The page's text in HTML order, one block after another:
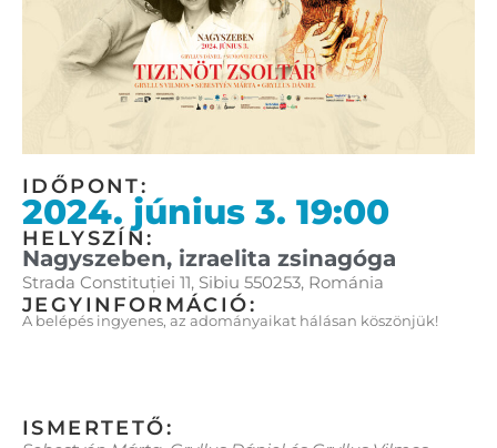
IDŐPONT:
2024. június 3. 19:00
HELYSZÍN:
Nagyszeben, izraelita zsinagóga
Strada Constituției 11, Sibiu 550253, Románia
JEGYINFORMÁCIÓ:
A belépés ingyenes, az adományaikat hálásan köszönjük!
ISMERTETŐ: